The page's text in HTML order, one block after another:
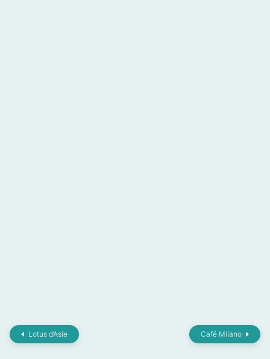
Lotus d’Asie Café Milano